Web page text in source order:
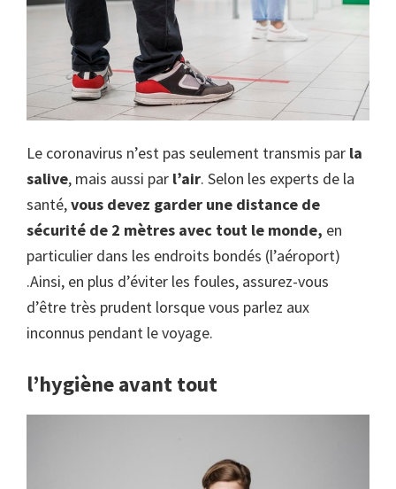
Le coronavirus n’est pas seulement transmis par la
salive, mais aussi par l’air. Selon les experts de la
santé,vous devez garder une distance de
sécurité de 2 mètres avec tout le monde, en
particulier dans les endroits bondés (l’aéroport)
.Ainsi, en plus d’éviter les foules, assurez-vous
d’être très prudent lorsque vous parlez aux
inconnus pendant le voyage.
l’hygiène avant tout